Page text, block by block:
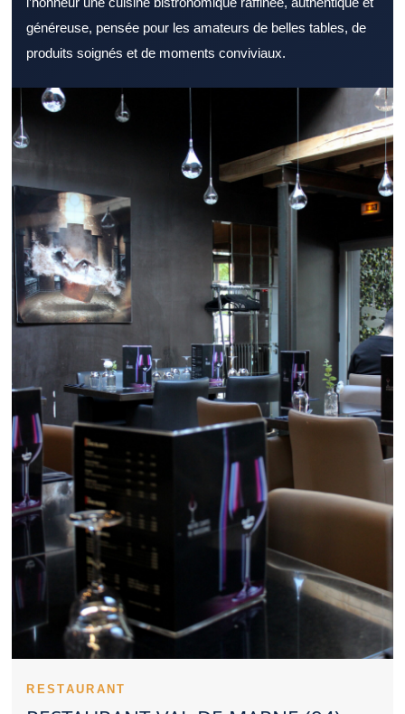
généreuse, pensée pour les amateurs de belles tables, de
produits soignés et de moments conviviaux.
Repérer un Restaurant Val de Marne accueillant facilite
l’organisation d’un déjeuner ou d’un dîner. Un Restaurant Val de
Marne convient à différents profils selon l’ambiance recherchée.
L’ambiance générale d’un Restaurant Val de Marne peut
marquer positivement les convives. Une carte bien pensée dans
un Restaurant Val de Marne renforce l’intérêt des clients.
L’utilisation de produits frais reste un repère fiable pour juger un
Restaurant Val de Marne. Le professionnalisme du personnel
valorise un Restaurant Val de Marne aux yeux des convives. Un
Restaurant Val de Marne bien placé facilite les sorties entre amis
ou en famille. Pour un repas du midi, un Restaurant Val de
Marne réactif représente un vrai plus. Un dîner réussi passe
souvent par un Restaurant Val de Marne à l’ambiance soignée.
Un Restaurant Val de Marne peut aussi convenir à un repas
professionnel bien organisé. La maîtrise des prix renforce la
satisfaction des clients d’un Restaurant Val de Marne. Des
spécialités réussies participent à la réputation d’un Restaurant
Val de Marne. Un Restaurant Val de Marne inspire davantage
confiance lorsqu’il reste constant. Les expériences partagées
donnent une première idée d’un Restaurant Val de Marne. La
cuisine d’un Restaurant Val de Marne peut s’orienter vers la
tradition ou l’innovation. Dans certains cas, réserver un
Restaurant Val de Marne devient presque indispensable. Un
Restaurant Val de Marne adapté aux familles offre un cadre
rassurant pour tous. L’ambiance d’un Restaurant Val de Marne
peut transformer un simple dîner en souvenir marquant. La
qualité perçue d’un Restaurant Val de Marne passe aussi par
l’apparence des recettes. La tenue des lieux participe fortement
à l’image d’un Restaurant Val de Marne. Un Restaurant Val de
Marne convaincant rassemble plusieurs qualités
complémentaires.
Un Restaurant Val de Marne peut construire une solide
réputation avec le temps. L’âme d’un Restaurant Val de Marne
se dévoile rapidement au client. Un Restaurant Val de Marne
précision en cuisine fait partie des forces d’un Restaurant Val de
RESTAURANT